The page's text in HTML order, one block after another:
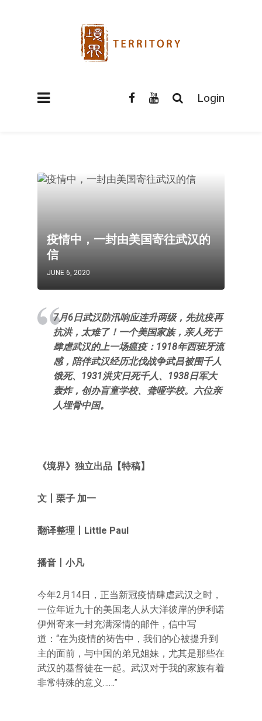
Login
疫情中，一封由美国寄往武汉的
信
JUNE 6, 2020
7月6日武汉防汛响应连升两级，先抗疫再
抗洪，太难了！一个美国家族，亲人死于
肆虐武汉的上一场瘟疫：1918年西班牙流
感，陪伴武汉经历北伐战争武昌被围千人
饿死、1931洪灾日死千人、1938日军大
轰炸，创办盲童学校、聋哑学校。六位亲
人埋骨中国。
《境界》独立出品 【特稿】
文 栗子 加一
翻译整理 Little Paul
播音丨小凡
今年2月14日，正当新冠疫情肆虐武汉之时，
一位年近九十的美国老人从大洋彼岸的伊利诺
伊州寄来一封充满深情的邮件，信中写
道：“在为疫情的祷告中，我们的心被提升到
主的面前，与中国的弟兄姐妹，尤其是那些在
武汉的基督徒在一起。武汉对于我的家族有着
非常特殊的意义……”